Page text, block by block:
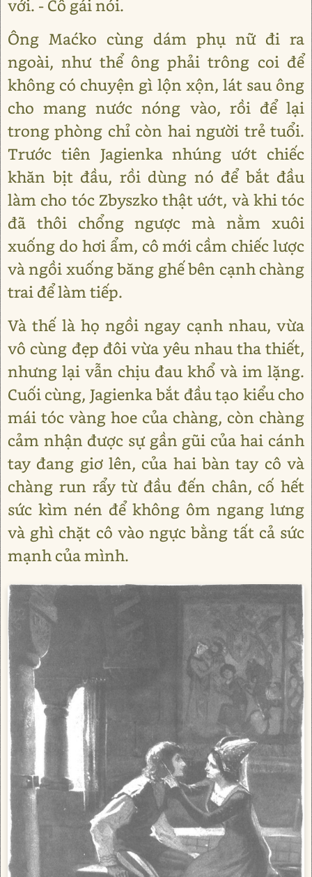
với. - Cô gái nói.
Ông Maćko cùng dám phụ nữ đi ra
ngoài, như thể ông phải trông coi để
không có chuyện gì lộn xộn, lát sau ông
cho mang nước nóng vào, rồi để lại
trong phòng chỉ còn hai người trẻ tuổi.
Trước tiên Jagienka nhúng ướt chiếc
khăn bịt đầu, rồi dùng nó để bắt đầu
làm cho tóc Zbyszko thật ướt, và khi tóc
đã thôi chổng ngược mà nằm xuôi
xuống do hơi ẩm, cô mới cầm chiếc lược
và ngồi xuống băng ghế bên cạnh chàng
trai để làm tiếp.
Và thế là họ ngồi ngay cạnh nhau, vừa
vô cùng đẹp đôi vừa yêu nhau tha thiết,
nhưng lại vẫn chịu đau khổ và im lặng.
Cuối cùng, Jagienka bắt đầu tạo kiểu cho
mái tóc vàng hoe của chàng, còn chàng
cảm nhận được sự gần gũi của hai cánh
tay đang giơ lên, của hai bàn tay cô và
chàng run rẩy từ đầu đến chân, cố hết
sức kìm nén để không ôm ngang lưng
và ghì chặt cô vào ngực bằng tất cả sức
mạnh của mình.